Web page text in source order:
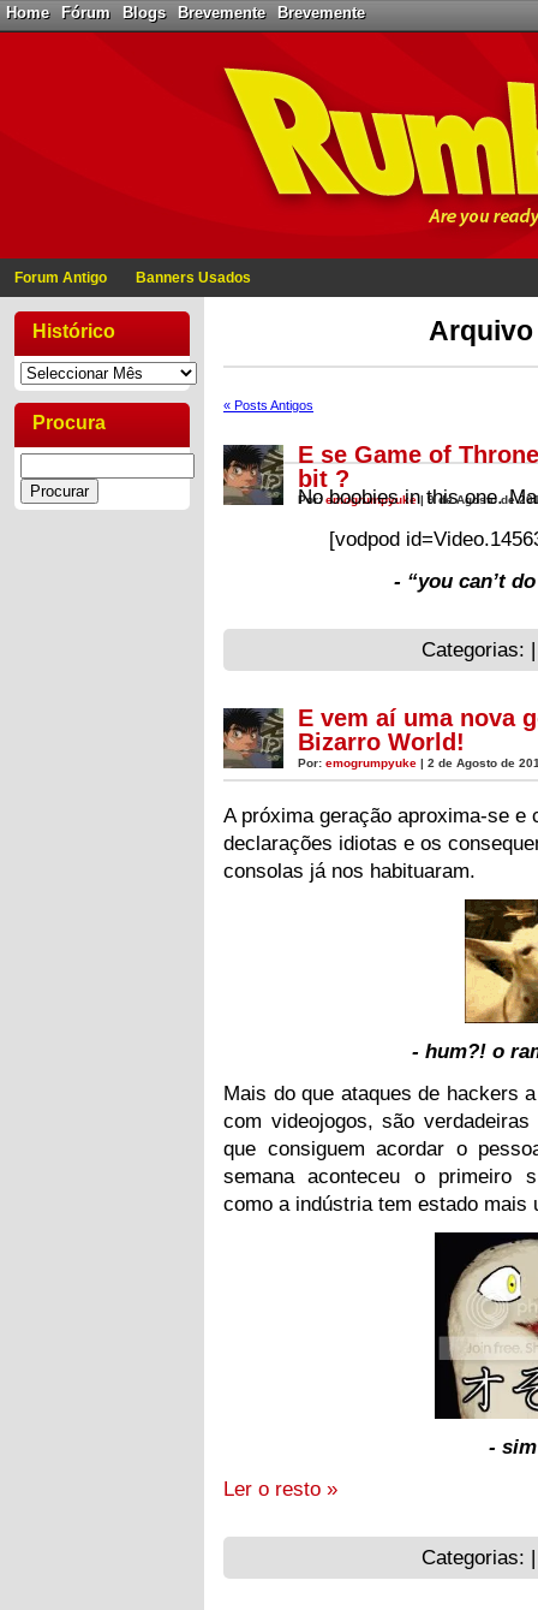
Home Fórum Blogs Brevemente Brevemente
Forum Antigo Banners Usados
Histórico
Procura
« Posts Antigos
E se Game of
bit ?
Por:emogrumpyuke| 9 de Agosto de
No boobies in this one.
[vodpod
- “you can’t
Categorias:
E vem aí uma nova
Bizarro World!
Por: emogrumpyuke | 2 de Agosto de
A próxima geração aproxima-se e
declarações idiotas e os
consolas já nos habituaram.
- hum?! o
Mais do que ataques de hackers
com videojogos, são
que consiguem acordar o
semana aconteceu o primeiro
como a indústria tem estado mais
-
Ler o resto »
Categorias: